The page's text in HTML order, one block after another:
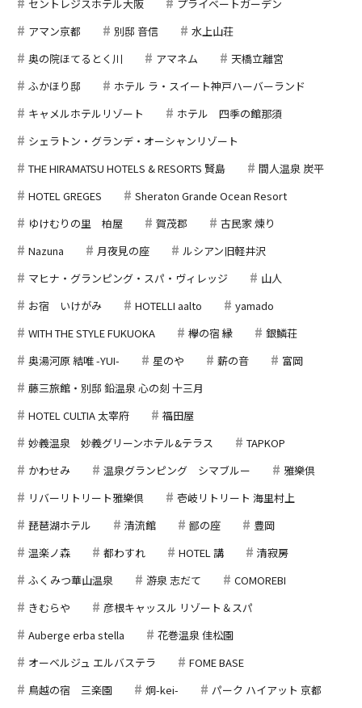
セントレジスホテル大阪
プライベートガーデン
アマン京都
別邸 音信
水上山荘
奥の院ほてるとく川
アマネム
天橋立離宮
ふかほり邸
ホテル ラ・スイート神戸ハーバーランド
キャメルホテルリゾート
ホテル 四季の館那須
シェラトン・グランデ・オーシャンリゾート
THE HIRAMATSU HOTELS & RESORTS 賢島
間人温泉 炭平
HOTEL GREGES
Sheraton Grande Ocean Resort
ゆけむりの里 柏屋
賀茂郡
古民家 煉り
Nazuna
月夜見の座
ルシアン旧軽井沢
マヒナ・グランピング・スパ・ヴィレッジ
山人
お宿 いけがみ
HOTELLI aalto
yamado
WITH THE STYLE FUKUOKA
欅の宿 縁
銀鱗荘
奥湯河原 結唯 -YUI-
星のや 薪の音
富岡
藤三旅館・別邸 鉛温泉 心の刻 十三月
HOTEL CULTIA 太宰府
福田屋
妙義温泉 妙義グリーンホテル&テラス
TAPKOP
かわせみ
温泉グランピング シマブルー
雅樂倶
リバーリトリート雅樂倶
壱岐リトリート 海里村上
琵琶湖ホテル
清流館 鄙の座
豊岡
温楽ノ森
都わすれ HOTEL 講
清寂房
ふくみつ華山温泉
游泉 志だて
COMOREBI
きむらや
彦根キャッスル リゾート＆スパ
Auberge erba stella
花巻温泉 佳松園
オーベルジュ エルバステラ
FOME BASE
鳥越の宿 三楽園
炯-kei-
パーク ハイアット 京都